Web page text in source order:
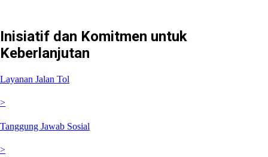
Inisiatif dan Komitmen untuk
Keberlanjutan
Layanan Jalan Tol
>
Tanggung Jawab Sosial
>